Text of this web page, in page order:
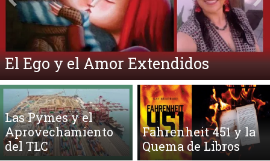
El Ego y el Amor Extendidos
Anterior
Las Pymes y el
Aprovechamiento
del TLC
Fahrenheit 451 y la
Quema de Libros